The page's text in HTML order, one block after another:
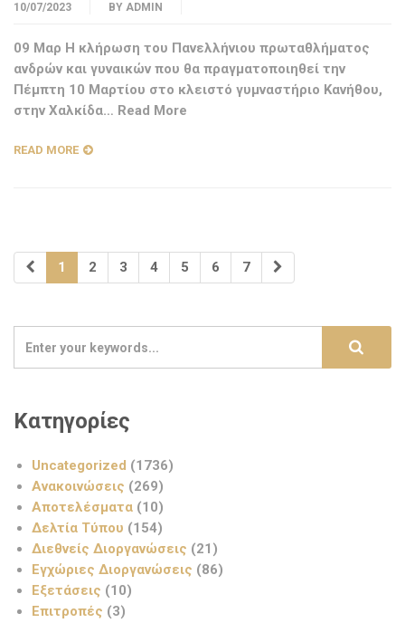
10/07/2023 BY ADMIN
09 Μαρ Η κλήρωση του Πανελλήνιου πρωταθλήματος
ανδρών και γυναικών που θα πραγματοποιηθεί την
Πέμπτη 10 Μαρτίου στο κλειστό γυμναστήριο Κανήθου,
στην Χαλκίδα… Read More
READ MORE
1 2 3 4 5 6 7
Κατηγορίες
Uncategorized (1736)
Ανακοινώσεις (269)
Αποτελέσματα (10)
Δελτία Τύπου (154)
Διεθνείς Διοργανώσεις (21)
Εγχώριες Διοργανώσεις (86)
Εξετάσεις (10)
Επιτροπές (3)